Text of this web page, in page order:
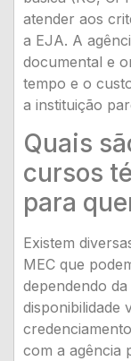
atender aos
a EJA. A
documental e
tempo e o
a instituição
Quais
cursos
para
Existem
MEC que
dependendo
disponibilidade
com a agência